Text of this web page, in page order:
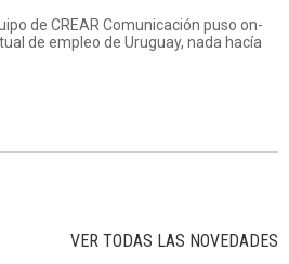
de CREAR Comunicación puso on-
de empleo de Uruguay, nada hacía
VER TODAS LAS NOVEDADES